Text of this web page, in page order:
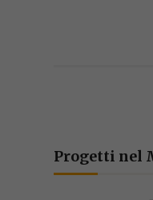
Progetti nel